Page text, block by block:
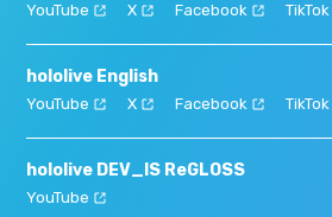
YouTube X Facebook TikTok
hololive English
YouTube X Facebook TikTok
hololive DEV_IS ReGLOSS
YouTube